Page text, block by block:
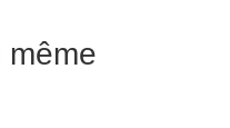
même